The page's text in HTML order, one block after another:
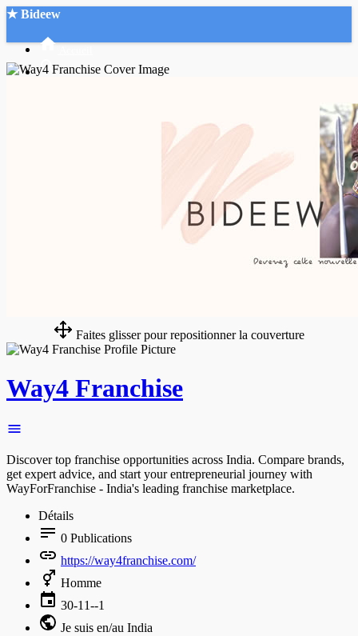
★ Bideew
Faites glisser pour repositionner la couverture
Way4 Franchise
Discover top franchise opportunities across India. Compare brands,
get expert advice, and start your entrepreneurial journey with
WayForFranchise - India's leading franchise marketplace.
Détails
0 Publications
https://way4franchise.com/
Homme
30-11--1
Je suis en/au India